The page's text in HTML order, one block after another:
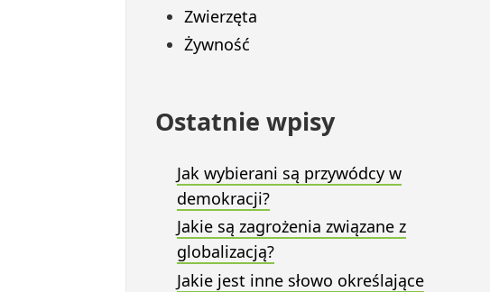
Zwierzęta
Żywność
Ostatnie wpisy
Jak wybierani są przywódcy w
demokracji?
Jakie są zagrożenia związane z
globalizacją?
Jakie jest inne słowo określające